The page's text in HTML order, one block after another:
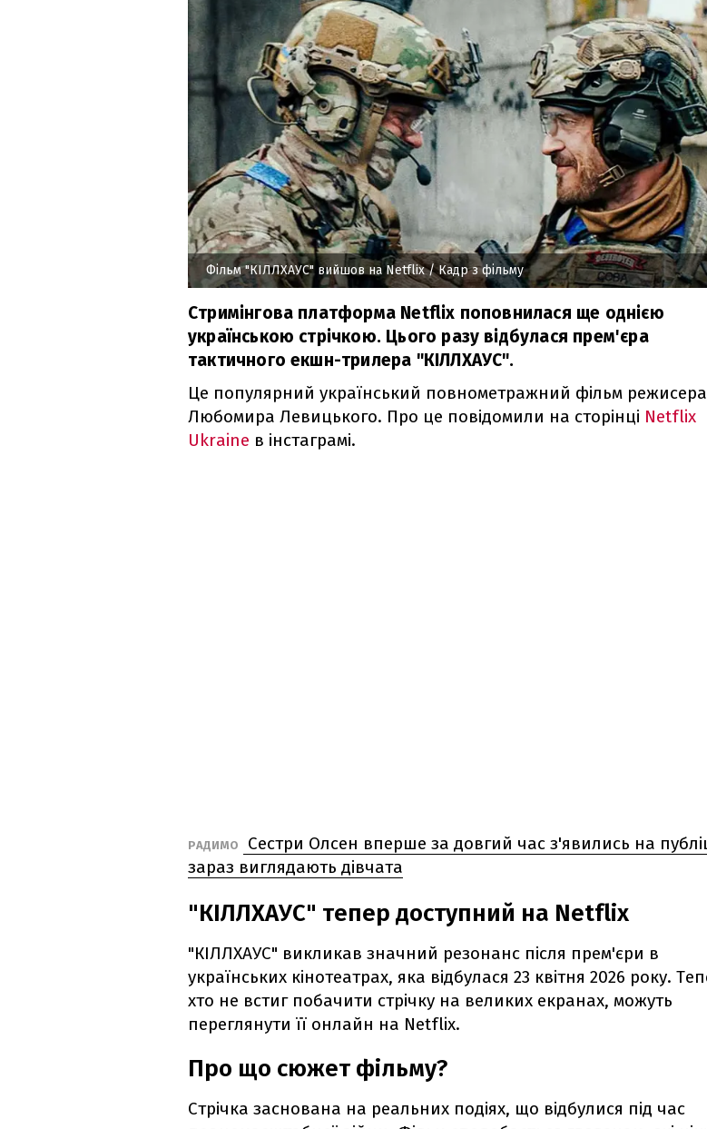
Фільм "КІЛЛХАУС" вийшов на Netflix/ Кадр з фільму
Стримінгова платформа Netflix поповнилася ще однією
українською стрічкою. Цього разу відбулася прем'єра
тактичного екшн-трилера "КІЛЛХАУС".
Це популярний український повнометражний фільм режисера
Любомира Левицького. Про це повідомили на сторінці Netflix
Ukraine в інстаграмі.
РАДИМО
Сестри Олсен вперше за довгий час з'явились на
зараз виглядають дівчата
"КІЛЛХАУС" тепер доступний на Netflix
"КІЛЛХАУС" викликав значний резонанс після прем'єри в
українських кінотеатрах, яка відбулася 23 квітня 2026 року.
хто не встиг побачити стрічку на великих екранах, можуть
переглянути її онлайн на Netflix.
Про що сюжет фільму?
Стрічка заснована на реальних подіях, що відбулися під час